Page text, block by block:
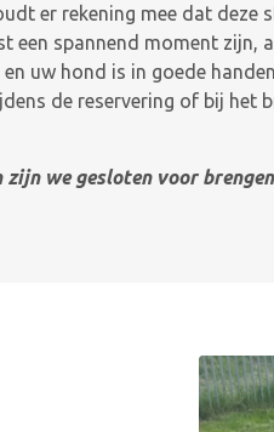
er rekening mee dat
spannend moment zijn,
uw hond is in goede
de reservering of bij het
we gesloten voor